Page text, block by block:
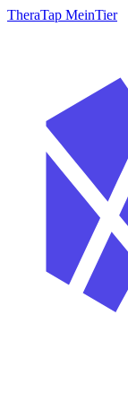
TheraTap MeinTier